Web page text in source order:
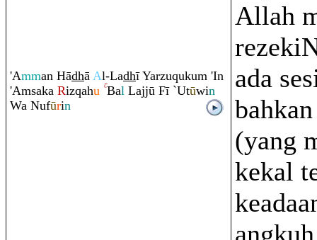
'Amman Hādhā Al-Ladhī Yarzuqukum 'In
'Amsaka Rizqahu Bal Lajjū Fī `Utūwin
Wa Nufūrin
Allah
ada
(yang
kekal